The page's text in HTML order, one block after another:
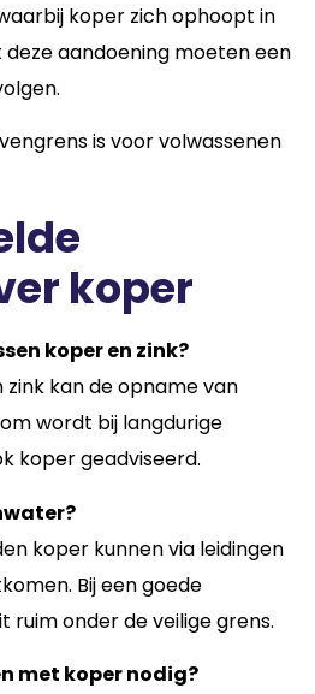
koper zich ophoopt in
deze aandoening moeten een
is voor volwassenen
koper
koper en zink?
zink kan de opname van
wordt bij langdurige
koper geadviseerd.
koper kunnen via leidingen
Bij een goede
onder de veilige grens.
met koper nodig?